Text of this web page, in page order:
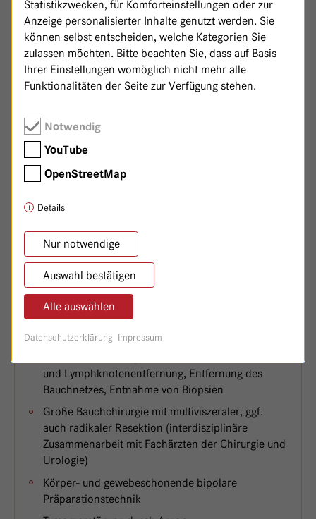
Dysplasiesprechstunde (Kolposkopiediplom) bei
Veränderungen des Gebärmutterhalses, der
Vagina, der Vulva oder des Perineums (Haut um
den Damm und den Anus)
Beratung zur HPV-Infektion und -Impfung (HPV =
Blasenspiegelung
Enddarmspiegelung
Magen- und Dickdarmspiegelung
Wächterlymphknoten-Entfernung bei Vulvakrebs
(Sentinel-Lymphknoten-Biopsie aus Leiste)
Gewebe- und Organschonende
Operationstechniken, z.B. Target-Konisation zur
gezielten Entnahme von erkranktem Gewebe des
Gebärmutterhalses
und Lymphknotenentfernung, Entfernung des
Bauchnetzes, Entnahme von Biopsien
Große Bauchchirurgie mit multiviszeraler, ggf.
auch radikaler Resektion (interdisziplinäre
Zusammenarbeit mit Fachärzten der Chirurgie und
Urologie)
Körper- und gewebeschonende bipolare
Präparationstechnik
Statistikzwecken, für Komforteinstellungen oder zur
Anzeige personalisierter Inhalte genutzt werden. Sie
können selbst entscheiden, welche Kategorien Sie
zulassen möchten. Bitte beachten Sie, dass auf Basis
Ihrer Einstellungen womöglich nicht mehr alle
Funktionalitäten der Seite zur Verfügung stehen.
Notwendig
YouTube
OpenStreetMap
Details
Nur notwendige
Auswahl bestätigen
Alle auswählen
Datenschutzerklärung Impressum